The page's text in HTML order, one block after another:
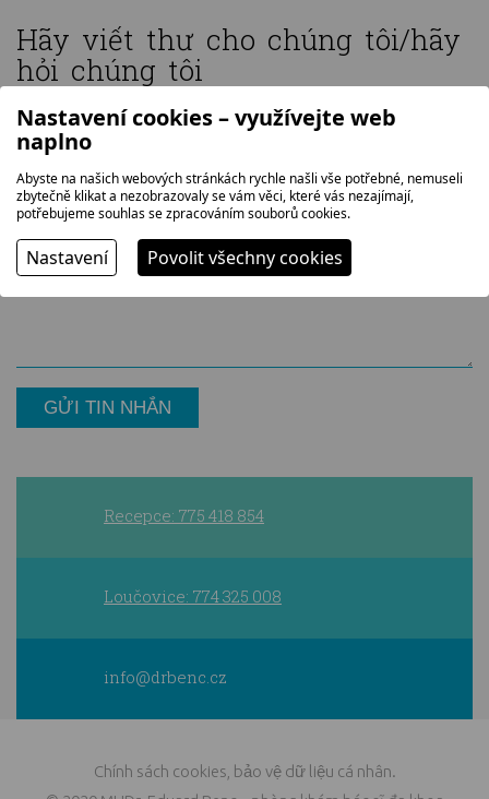
Hãy viết thư cho chúng tôi/hãy
hỏi chúng tôi
Recepce: 775 418 854
Loučovice: 774 325 008
info@drbenc.cz
Chính sách cookies bảo vệ dữ liệu cá nhân.
Nastavení cookies – využívejte web
naplno
Abyste na našich webových stránkách rychle našli vše potřebné, nemuseli
zbytečně klikat a nezobrazovaly se vám věci, které vás nezajímají,
potřebujeme souhlas se zpracováním souborů cookies.
Nastavení Povolit všechny cookies